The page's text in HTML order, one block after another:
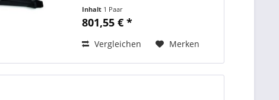
Akrapovic .ORIGINAL DUCATI
PERFORMANCE Art. - Nr.:
Inhalt 1 Paar
801,55 € *
Vergleichen Merken